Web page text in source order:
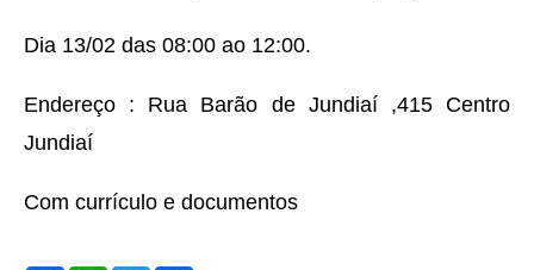
Dia 13/02 das 08:00 ao 12:00.
Endereço : Rua Barão de Jundiaí ,415 Centro
Jundiaí
Com currículo e documentos